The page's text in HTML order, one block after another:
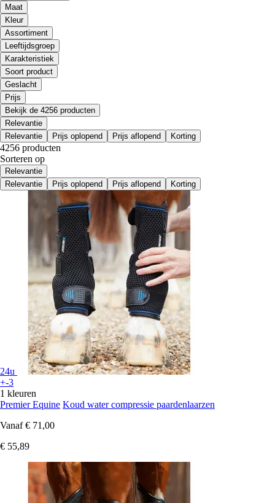
Maat
Kleur
Assortiment
Leeftijdsgroep
Karakteristiek
Soort product
Geslacht
Prijs
Bekijk de 4256 producten
Relevantie
Relevantie
Prijs oplopend Prijs aflopend Korting
4256 producten
Sorteren op
Relevantie
Relevantie
Prijs oplopend Prijs aflopend Korting
24u
+-3
1 kleuren
Premier Equine Koud water compressie paardenlaarzen
Vanaf € 71,00
€ 55,89